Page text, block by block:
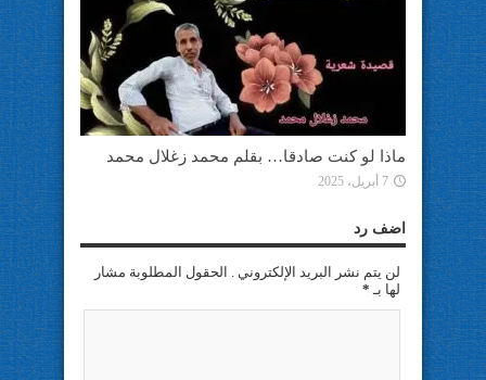
ماذا لو كنت صادقا… بقلم محمد زغلال محمد
7 أبريل، 2025
اضف رد
لن يتم نشر البريد الإلكتروني . الحقول المطلوبة مشار
لها بـ *